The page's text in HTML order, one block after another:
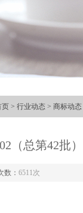
页 > 行业动态 > 商标动态
（总第42批）
数： 6511次